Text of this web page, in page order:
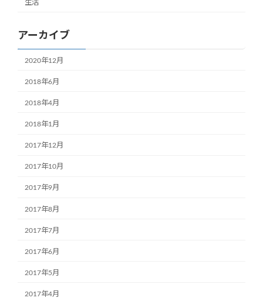
生活
アーカイブ
2020年12月
2018年6月
2018年4月
2018年1月
2017年12月
2017年10月
2017年9月
2017年8月
2017年7月
2017年6月
2017年5月
2017年4月